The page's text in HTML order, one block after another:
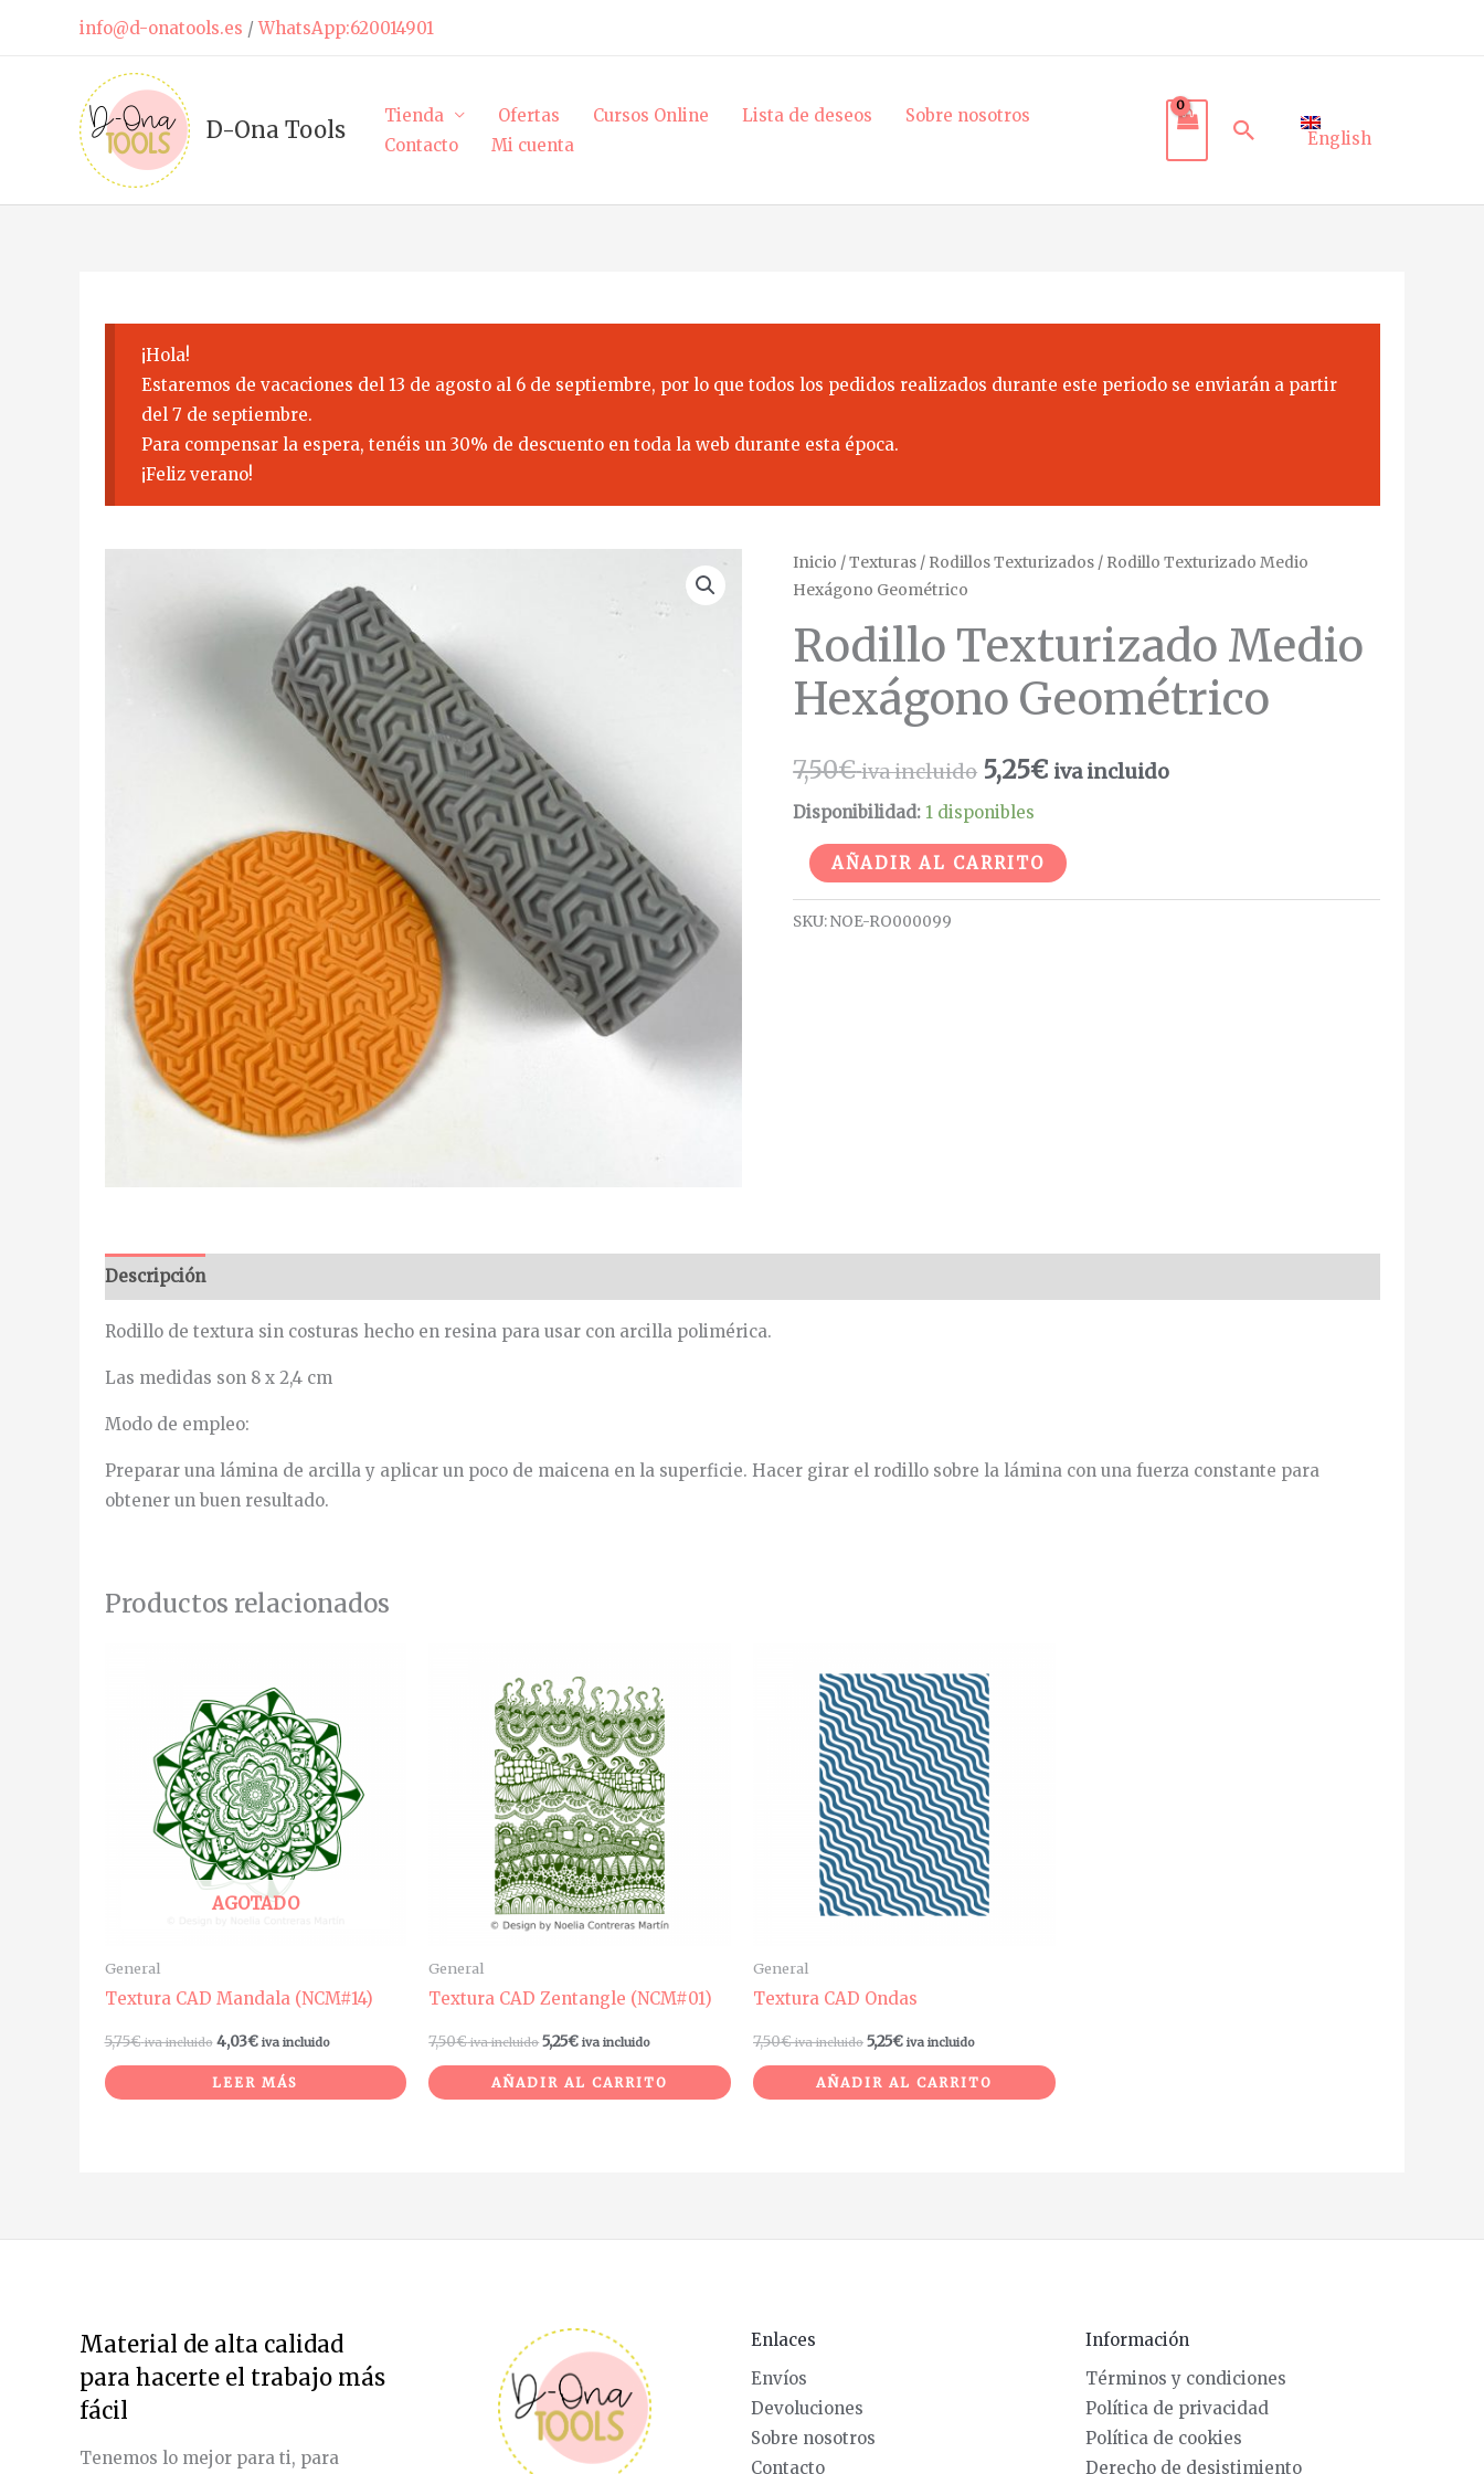
info@d-onatools.es /WhatsApp:620014901
D-Ona Tools
Tienda Ofertas Cursos Online Lista de deseos
Sobre nosotros
Contacto
Mi cuenta BuscarEnglish
¡Hola!
Estaremos de vacaciones del 13 de agosto al 6 de septiembre, por lo que todos los pedidos realizados durante este periodo se enviarán a partir
del 7 de septiembre.
Para compensar la espera, tenéis un 30% de descuento en toda la web durante esta época.
¡Feliz verano!
Inicio /Texturas / Rodillos Texturizados / Rodillo Texturizado Medio
Hexágono Geométrico
Rodillo Texturizado Medio
Hexágono Geométrico
7,50€ iva incluido 5,25€ iva incluido
Disponibilidad: 1 disponibles
Rodillo
Texturizado
Hexágono
Geométrico
cantidad
AÑADIR AL CARRITO
SKU:NOE-RO000099
Descripción
Rodillo de textura sin costuras hecho en resina para usar con arcilla polimérica.
Las medidas son 8 x 2,4 cm
Modo de empleo:
Preparar una lámina de arcilla y aplicar un poco de maicena en la superficie. Hacer girar el rodillo sobre la lámina con una fuerza constante para
obtener un buen resultado.
Productos relacionados
AGOTADO
General
Textura CAD Mandala (NCM#14)
5,75€ iva incluido 4,03€ iva incluido
LEER MÁS
General
Textura CAD Zentangle (NCM#01)
7,50€ iva incluido 5,25€ iva incluido
AÑADIR AL CARRITO
General
Textura CAD Ondas
7,50€ iva incluido 5,25€ iva incluido
AÑADIR AL CARRITO
Material de alta calidad
para hacerte el trabajo más
fácil
Tenemos lo mejor para ti, para
Enlaces
Envíos
Devoluciones
Sobre nosotros
Contacto
Información
Términos y condiciones
Política de privacidad
Política de cookies
Derecho de desistimiento